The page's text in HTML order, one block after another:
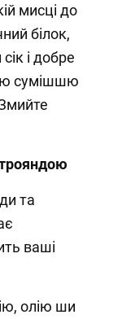
мисці до
білок,
і добре
сумішшю
та
ваші
олію ши